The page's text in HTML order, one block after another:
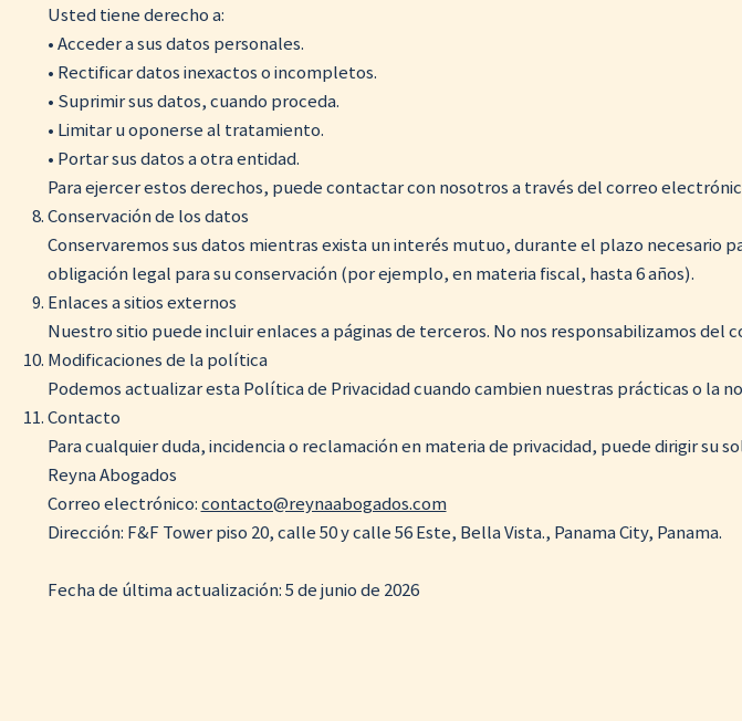
Usted tiene derecho a:
• Acceder a sus datos personales.
• Rectificar datos inexactos o incompletos.
• Suprimir sus datos, cuando proceda.
• Limitar u oponerse al tratamiento.
• Portar sus datos a otra entidad.
Para ejercer estos derechos, puede contactar con nosotros a través del correo
Conservación de los datos
Conservaremos sus datos mientras exista un interés mutuo, durante el plazo necesario
obligación legal para su conservación (por ejemplo, en materia fiscal, hasta 6 años).
Enlaces a sitios externos
Nuestro sitio puede incluir enlaces a páginas de terceros. No nos responsabilizamos
Modificaciones de la política
Podemos actualizar esta Política de Privacidad cuando cambien nuestras prácticas o la
Contacto
Para cualquier duda, incidencia o reclamación en materia de privacidad, puede dirigir su
Reyna Abogados
Correo electrónico:contacto@reynaabogados.com
Dirección: F&F Tower piso 20, calle 50 y calle 56 Este, Bella Vista., Panama City, Panama.
Fecha de última actualización: 5 de junio de 2026